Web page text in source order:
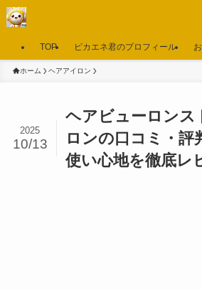
TOP ピカエネ君のプロフィール
ホーム ヘアアイロン
ヘアビューロンス
ロンの口コミ・評
使い心地を徹底レ
2025
10/13